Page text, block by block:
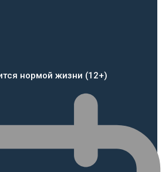
нормой жизни (12+)